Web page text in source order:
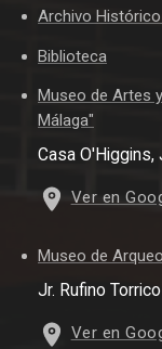
Archivo
Biblioteca
Museo de Artes
Málaga"
Casa O'Higgins,
Ver en
Museo de
Jr. Rufino
Ver en